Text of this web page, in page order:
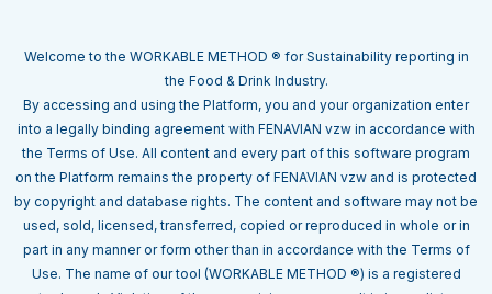
Welcome to the WORKABLE METHOD ® for Sustainability reporting in
the Food & Drink Industry.
By accessing and using the Platform, you and your organization enter
into a legally binding agreement with FENAVIAN vzw in accordance with
the Terms of Use. All content and every part of this software program
on the Platform remains the property of FENAVIAN vzw and is protected
by copyright and database rights. The content and software may not be
used, sold, licensed, transferred, copied or reproduced in whole or in
part in any manner or form other than in accordance with the Terms of
Use. The name of our tool (WORKABLE METHOD ®) is a registered